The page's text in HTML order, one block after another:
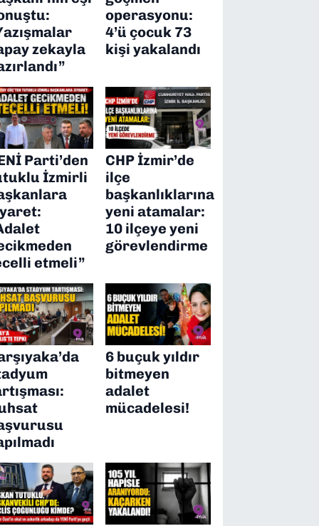
zekayla
operasyonu:
4’ü çocuk 73
kişi yakalandı
Parti’den
İzmirli
etmeli”
CHP İzmir’de
ilçe
başkanlıklarına
yeni atamalar:
10 ilçeye yeni
görevlendirme
6 buçuk yıldır
bitmeyen
adalet
mücadelesi!